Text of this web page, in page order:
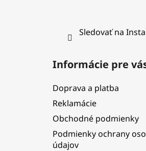
Sledovať na
Informácie pre
Doprava a platba
Reklamácie
Obchodné podmienky
Podmienky ochrany
údajov